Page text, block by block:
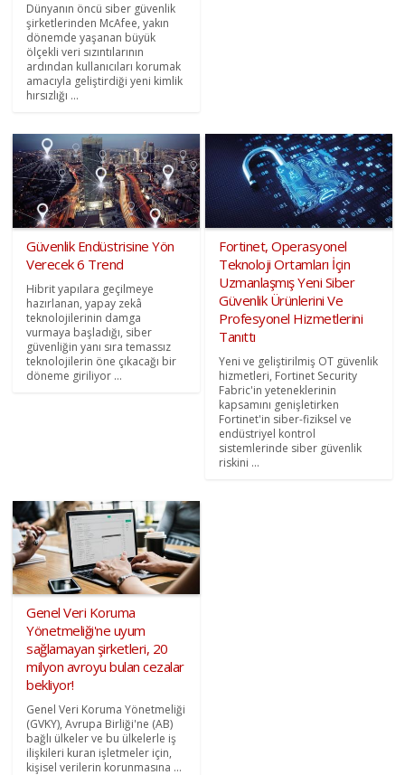
Dünyanın öncü siber güvenlik
şirketlerinden McAfee, yakın
dönemde yaşanan büyük
ölçekli veri sızıntılarının
ardından kullanıcıları korumak
amacıyla geliştirdiği yeni kimlik
hırsızlığı ...
Güvenlik Endüstrisine Yön
Verecek 6 Trend
Hibrit yapılara geçilmeye
hazırlanan, yapay zekâ
teknolojilerinin damga
vurmaya başladığı, siber
güvenliğin yanı sıra temassız
teknolojilerin öne çıkacağı bir
döneme giriliyor ...
Fortinet, Operasyonel
Teknoloji Ortamları İçin
Uzmanlaşmış Yeni Siber
Güvenlik Ürünlerini Ve
Profesyonel Hizmetlerini
Tanıttı
Yeni ve geliştirilmiş OT güvenlik
hizmetleri, Fortinet Security
Fabric'in yeteneklerinin
kapsamını genişletirken
Fortinet'in siber-fiziksel ve
endüstriyel kontrol
sistemlerinde siber güvenlik
riskini ...
Genel Veri Koruma
Yönetmeliği'ne uyum
sağlamayan şirketleri, 20
milyon avroyu bulan cezalar
bekliyor!
Genel Veri Koruma Yönetmeliği
(GVKY), Avrupa Birliği'ne (AB)
bağlı ülkeler ve bu ülkelerle iş
ilişkileri kuran işletmeler için,
kişisel verilerin korunmasına ...